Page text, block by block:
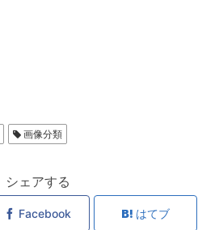
画像分類
シェアする
Facebook はてブ